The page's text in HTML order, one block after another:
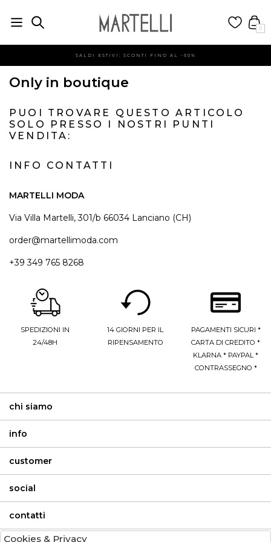
0
SALDI ESTIVI: SCONTI FINO AL -60%
Only in boutique
PUOI TROVARE QUESTO ARTICOLO
SOLO PRESSO I NOSTRI PUNTI
VENDITA:
INFO CONTATTI
MARTELLI MODA
Via Villa Martelli, 301/b 66034 Lanciano (CH)
order@martellimoda.com
+39 349 765 8268
SPEDIZIONI IN
24/48H
14 GIORNI PER IL
RIPENSAMENTO
PAGAMENTI SICURI *
CARTA DI CREDITO *
KLARNA * PAYPAL *
CONTRASSEGNO *
chi siamo
info
customer
social
contatti
Cookies & Privacy